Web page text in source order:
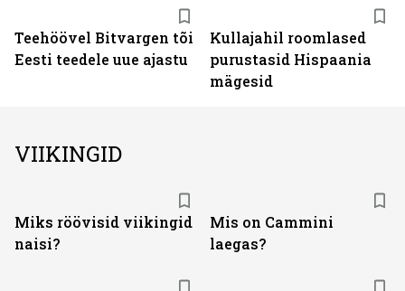
Teehöövel Bitvargen tõi
Eesti teedele uue ajastu
Kullajahil roomlased
purustasid Hispaania
mägesid
VIIKINGID
Miks röövisid viikingid
naisi?
Mis on Cammini
laegas?